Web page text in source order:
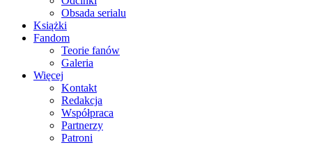
Obsada serialu
Książki
Fandom
Teorie fanów
Galeria
Więcej
Kontakt
Redakcja
Współpraca
Partnerzy
Patroni